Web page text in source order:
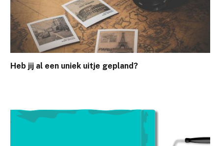
Heb jij al een uniek uitje gepland?